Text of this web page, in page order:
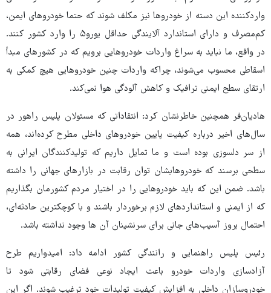
واردکننده این دسته از خودروها نیز مکلف شوند که حتما خودروهای ایمن،
کم‌مصرف و دارای استاندارد آلایندگی حداقل یورو۵ را وارد کشور کنند.
در واقع، ما نباید به سراغ واردات خودروهایی برویم که در کشورهای مبدأ
اسقاطی محسوب می‌شوند، چراکه واردات چنین خودروهایی هیچ کمکی به
ارتقای سطح ایمنی ترافیک و کاهش آلودگی هوا نمی‌کند.
هادیان‌فر همچنین خاطرنشان کرد: انتقاداتی که مسئولان پلیس راهور در
سال‌های اخیر درباره کیفیت پایین خودروهای داخلی مطرح کرده‌اند، همه
از سر دلسوزی بوده است و ما تمایل داریم که تولیدکنندگان ایرانی به
سطحی برسند که خودروهایشان توان رقابت در بازارهای جهانی را داشته
باشد. ضمن این که باید خودروهایی را در اختیار مردم کشورمان بگذاریم
که از ایمنی و استانداردهای لازم برخوردار باشند و با کوچکترین حادثه‌ای،
احتمال بروز آسیب‌های جانی برای سرنشینان آن ها وجود نداشته باشد.
رئیس پلیس راهنمایی و رانندگی کشور ادامه داد: امیدواریم طرح
آزادسازی واردات خودرو باعث ایجاد نوعی فضای رقابتی شود تا
خودروسازان داخلی به افزایش کیفیت تولیدات خود ترغیب شوند. اگر این